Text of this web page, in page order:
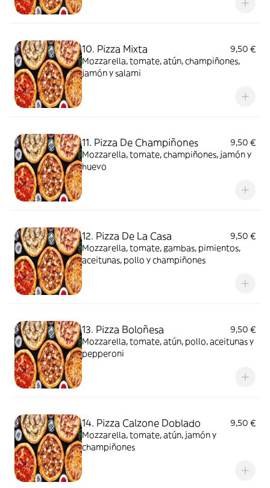
10. Pizza Mixta
9,50 €
Mozzarella, tomate, atún, champiñones,
jamón y salami
11. Pizza De Champiñones
9,50 €
Mozzarella, tomate, champiñones, jamón y
huevo
12. Pizza De La Casa
9,50 €
Mozzarella, tomate, gambas, pimientos,
aceitunas, pollo y champiñones
13. Pizza Boloñesa
9,50 €
Mozzarella, tomate, atún, pollo, aceitunas y
pepperoni
14. Pizza Calzone Doblado
9,50 €
Mozzarella, tomate, atún, jamón y
champiñones